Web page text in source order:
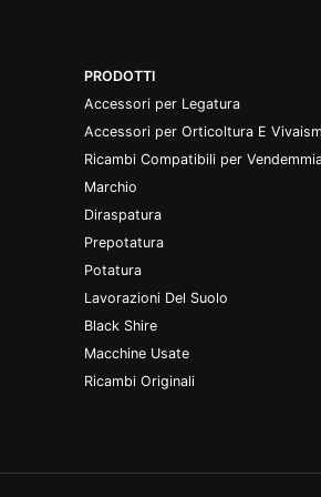
PRODOTTI
Accessori per Legatura
Accessori per Orticoltura E
Ricambi Compatibili per
Marchio
Diraspatura
Prepotatura
Potatura
Lavorazioni Del Suolo
Black Shire
Macchine Usate
Ricambi Originali